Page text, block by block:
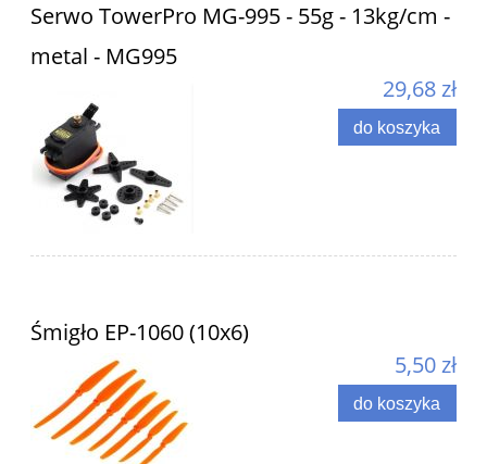
Serwo TowerPro MG-995 - 55g - 13kg/cm -
metal - MG995
29,68 zł
do koszyka
Śmigło EP-1060 (10x6)
5,50 zł
do koszyka